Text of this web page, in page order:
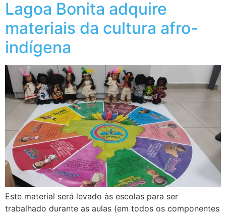
Lagoa Bonita adquire
materiais da cultura afro-
indígena
Este material será levado às escolas para ser
trabalhado durante as aulas (em todos os componentes